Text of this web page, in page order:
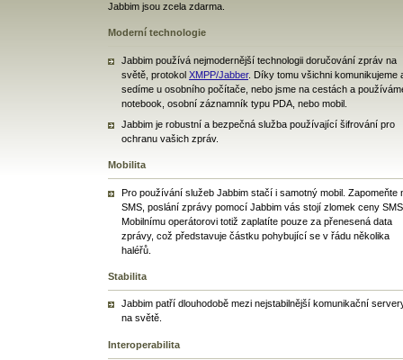
Jabbim jsou zcela zdarma.
Moderní technologie
Jabbim používá nejmodernější technologii doručování zpráv na
světě, protokol XMPP/Jabber. Díky tomu všichni komunikujeme
sedíme u osobního počítače, nebo jsme na cestách a
notebook, osobní záznamník typu PDA, nebo mobil.
Jabbim je robustní a bezpečná služba používající šifrování pro
ochranu vašich zpráv.
Mobilita
Pro používání služeb Jabbim stačí i samotný mobil. Zapomeňte
SMS, poslání zprávy pomocí Jabbim vás stojí zlomek ceny
Mobilnímu operátorovi totiž zaplatíte pouze za přenesená data
zprávy, což představuje částku pohybující se v řádu několika
haléřů.
Stabilita
Jabbim patří dlouhodobě mezi nejstabilnější komunikační
na světě.
Interoperabilita